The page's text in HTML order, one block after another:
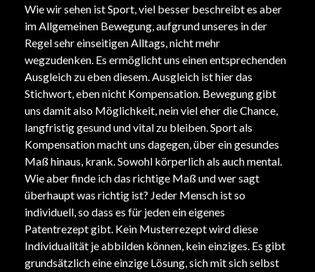
Wie wir sehen ist Sport, viel besser beschreibt es aber
im Allgemeinen Bewegung, aufgrund unseres in der
Regel sehr einseitigen Alltags, nicht mehr
wegzudenken. Es ermöglicht uns einen entsprechenden
Ausgleich zu eben diesem. Ausgleich ist hier das
Stichwort, eben nicht Kompensation. Bewegung gibt
uns damit also Möglichkeit, nein viel eher die Chance,
langfristig gesund und vital zu bleiben. Sport als
Kompensation macht uns dagegen, über ein gesundes
Maß hinaus, krank. Sowohl körperlich als auch mental.
Wie aber finde ich das richtige Maß und wer sagt
überhaupt was richtig ist? Jeder Mensch ist so
individuell, so dass es für jeden ein eigenes
Patentrezept gibt. Kein Musterrezept wird diese
Individualität je abbilden können, kein einziges. Es gibt
grundsätzlich eine einzige Lösung, sich mit sich selbst